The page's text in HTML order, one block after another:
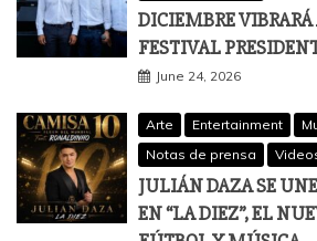
DICIEMBRE
FESTIVAL
June 24, 2026
Arte Entertainment
Notas de prensa
JULIÁN DAZA SE
EN “LA DIEZ”, EL